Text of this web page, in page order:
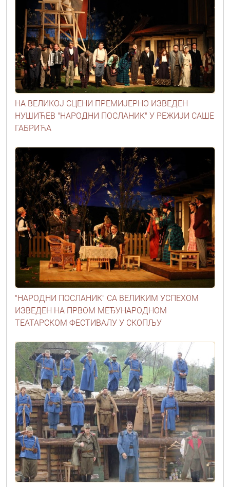
НА ВЕЛИКОЈ СЦЕНИ ПРЕМИЈЕРНО ИЗВЕДЕН
НУШИЋЕВ "НАРОДНИ ПОСЛАНИК" У РЕЖИЈИ САШЕ
ГАБРИЋА
"НАРОДНИ ПОСЛАНИК" СА ВЕЛИКИМ УСПЕХОМ
ИЗВЕДЕН НА ПРВОМ МЕЂУНАРОДНОМ
ТЕАТАРСКОМ ФЕСТИВАЛУ У СКОПЉУ